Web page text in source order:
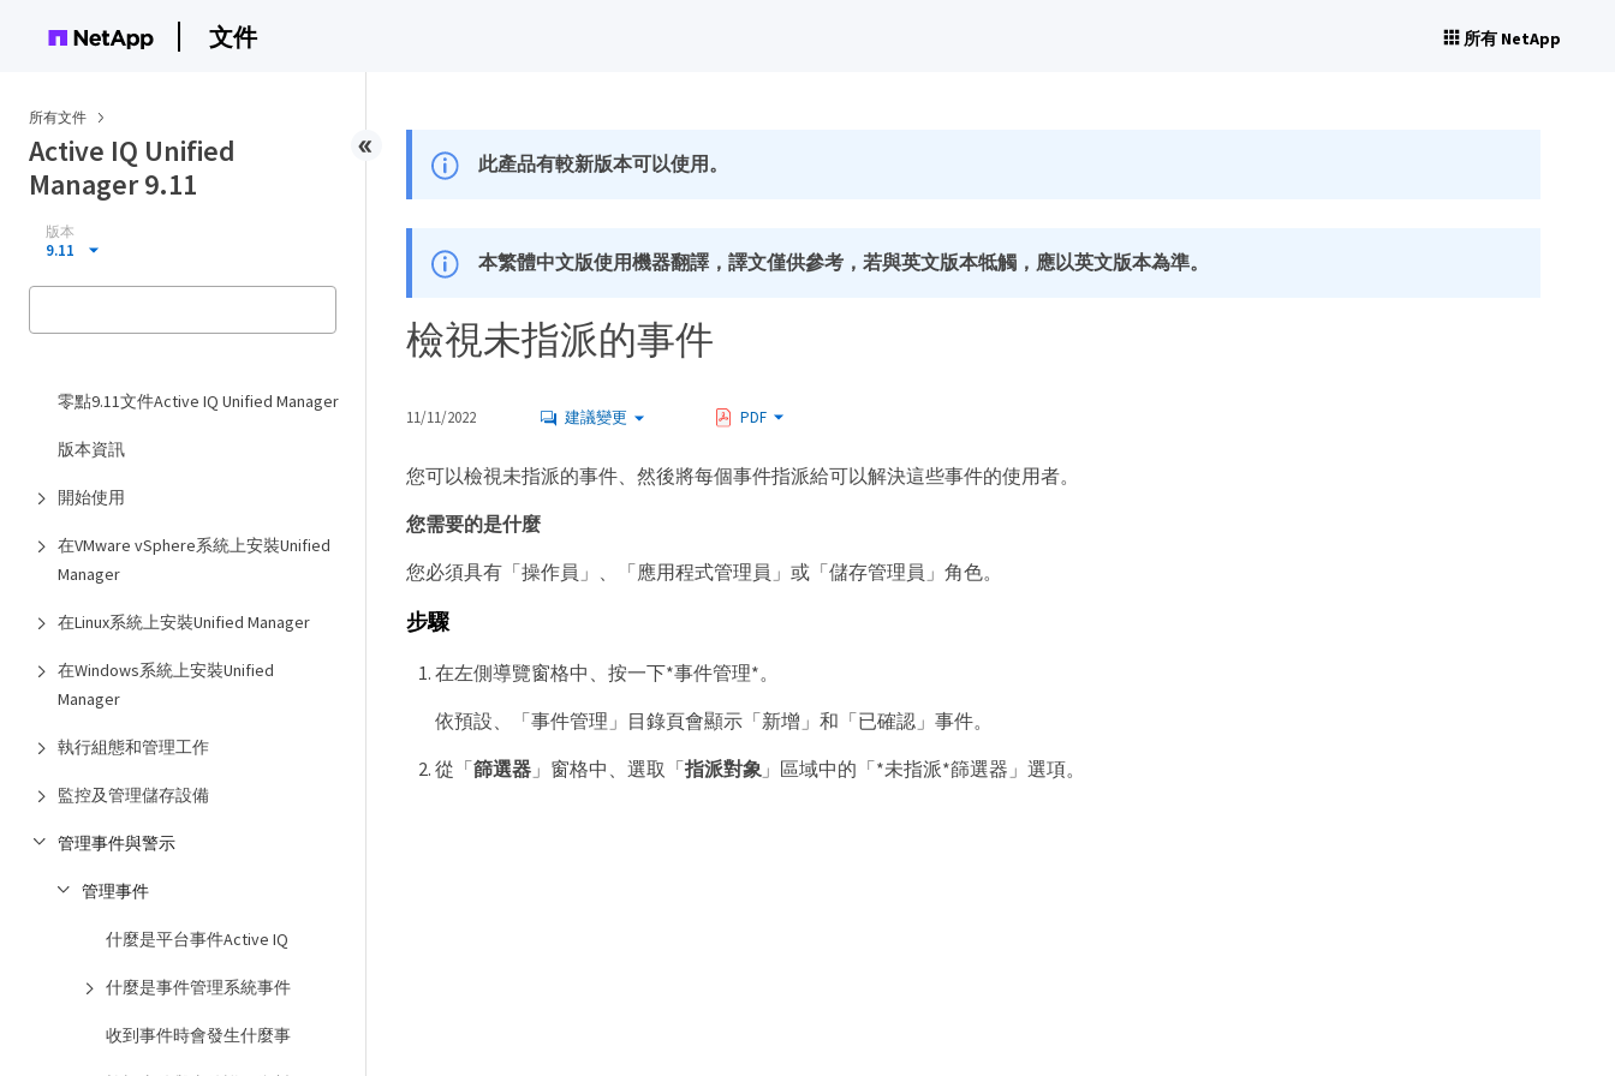
文件 所有 NetApp
所有文件
Active IQ Unified
Manager 9.11
版本
9.11
零點9.11文件Active IQ Unified Manager
版本資訊
開始使用
在VMware vSphere系統上安裝Unified
Manager
在Linux系統上安裝Unified Manager
在Windows系統上安裝Unified
Manager
執行組態和管理工作
監控及管理儲存設備
管理事件與警示
管理事件
什麼是平台事件Active IQ
什麼是事件管理系統事件
收到事件時會發生什麼事
此產品有較新版本可以使用。
本繁體中文版使用機器翻譯，譯文僅供參考，若與英文版本牴觸，應以英文版本為準。
檢視未指派的事件
11/11/2022 建議變更 PDF
您可以檢視未指派的事件、然後將每個事件指派給可以解決這些事件的使用者。
您需要的是什麼
您必須具有「操作員」、「應用程式管理員」或「儲存管理員」角色。
步驟
在左側導覽窗格中、按一下*事件管理*。
依預設、「事件管理」目錄頁會顯示「新增」和「已確認」事件。
從「篩選器」窗格中、選取「指派對象」區域中的「*未指派*篩選器」選項。